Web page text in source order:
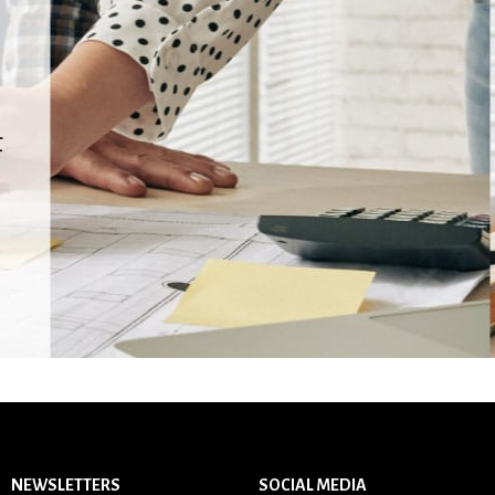
NEWSLETTERS SOCIAL MEDIA